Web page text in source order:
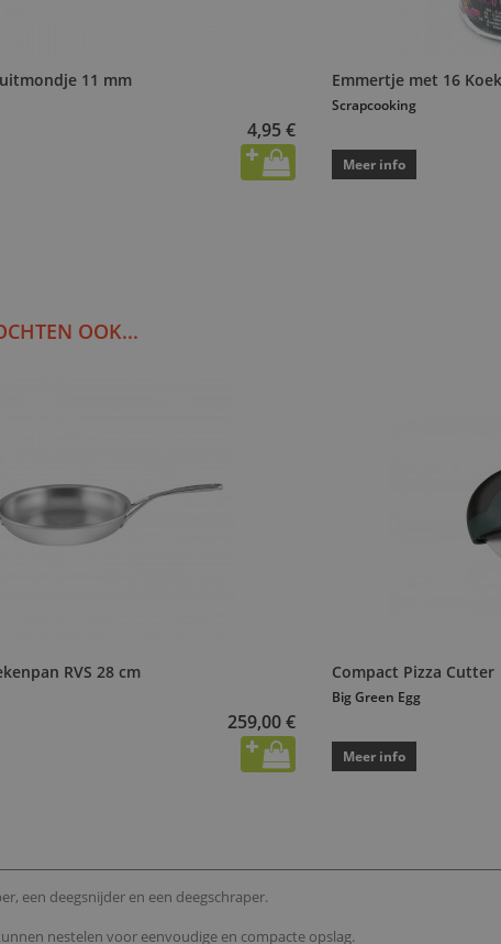
11 mm
4,95 €
Emmertje met 16
Scrapcooking
Meer info
OOK...
RVS 28 cm
259,00 €
Compact Pizza Cutter
Big Green Egg
Meer info
een deegsnijder en een deegschraper.
nestelen voor eenvoudige en compacte opslag.